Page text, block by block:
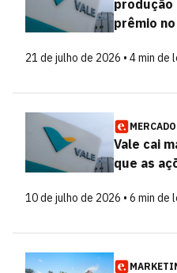
produção
prêmio
21 de julho de 2026 • 4 min de
Vale cai
que as
10 de julho de 2026 • 6 min de